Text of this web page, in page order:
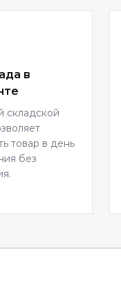
в
складской
товар в день
без